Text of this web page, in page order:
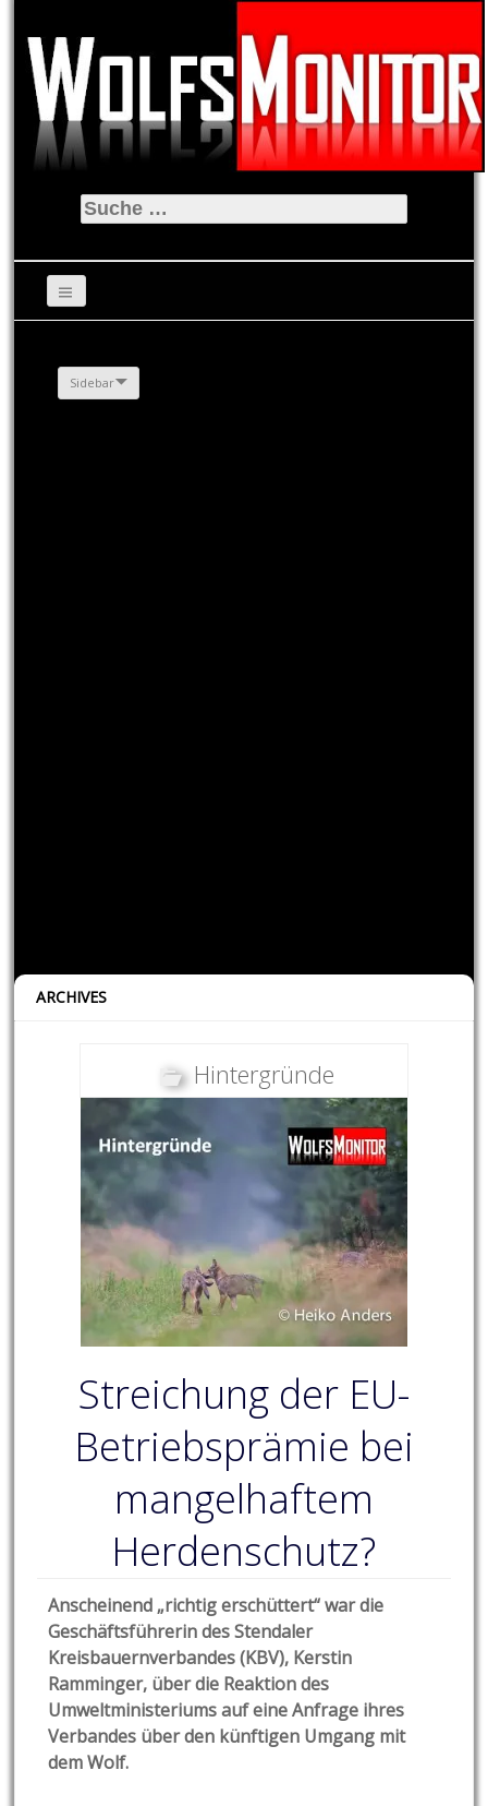
Suche
nach:
Sidebar
ARCHIVES
Hintergründe
Streichung der EU-
Betriebsprämie bei
mangelhaftem
Herdenschutz?
Anscheinend „richtig erschüttert“ war die
Geschäftsführerin des Stendaler
Kreisbauernverbandes (KBV), Kerstin
Ramminger, über die Reaktion des
Umweltministeriums auf eine Anfrage ihres
Verbandes über den künftigen Umgang mit
dem Wolf.